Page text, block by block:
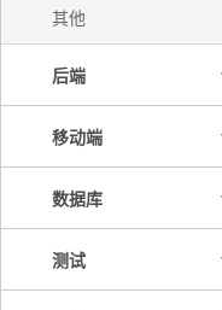
其他
后端
移动端
数据库
测试